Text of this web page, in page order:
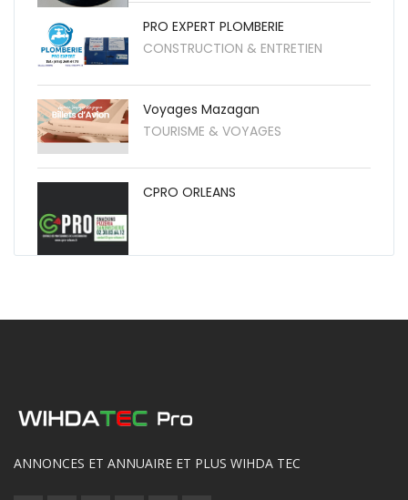
PRO EXPERT PLOMBERIE
CONSTRUCTION & ENTRETIEN
Voyages Mazagan
TOURISME & VOYAGES
CPRO ORLEANS
ANNONCES ET ANNUAIRE ET PLUS WIHDA TEC